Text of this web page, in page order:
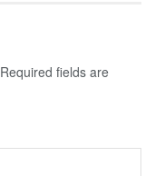
Required fields are